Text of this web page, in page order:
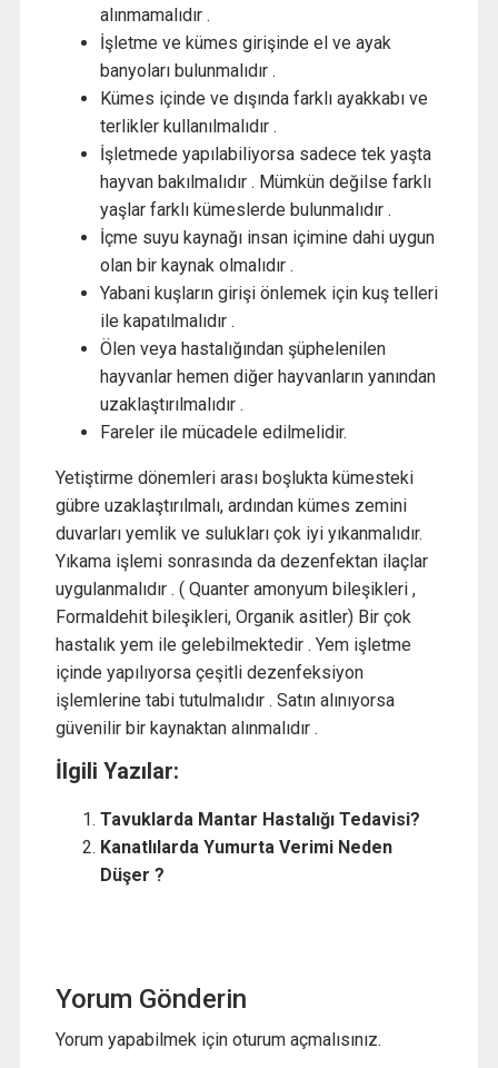
alınmamalıdır .
İşletme ve kümes girişinde el ve ayak
banyoları bulunmalıdır .
Kümes içinde ve dışında farklı ayakkabı ve
terlikler kullanılmalıdır .
İşletmede yapılabiliyorsa sadece tek yaşta
hayvan bakılmalıdır . Mümkün değilse farklı
yaşlar farklı kümeslerde bulunmalıdır .
İçme suyu kaynağı insan içimine dahi uygun
olan bir kaynak olmalıdır .
Yabani kuşların girişi önlemek için kuş telleri
ile kapatılmalıdır .
Ölen veya hastalığından şüphelenilen
hayvanlar hemen diğer hayvanların yanından
uzaklaştırılmalıdır .
Fareler ile mücadele edilmelidir.
Yetiştirme dönemleri arası boşlukta kümesteki
gübre uzaklaştırılmalı, ardından kümes zemini
duvarları yemlik ve sulukları çok iyi yıkanmalıdır.
Yıkama işlemi sonrasında da dezenfektan ilaçlar
uygulanmalıdır . ( Quanter amonyum bileşikleri ,
Formaldehit bileşikleri, Organik asitler) Bir çok
hastalık yem ile gelebilmektedir . Yem işletme
içinde yapılıyorsa çeşitli dezenfeksiyon
işlemlerine tabi tutulmalıdır . Satın alınıyorsa
güvenilir bir kaynaktan alınmalıdır .
İlgili Yazılar:
Tavuklarda Mantar Hastalığı Tedavisi?
Kanatlılarda Yumurta Verimi Neden
Düşer ?
Yorum Gönderin
Yorum yapabilmek için oturum açmalısınız.